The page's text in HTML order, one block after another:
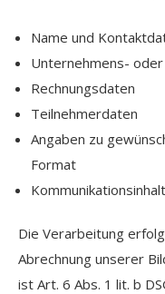
Name und
Unternehmens-
Rechnungsdaten
Teilnehmerdaten
Angaben zu
Format
Die Verarbeitung
Abrechnung unserer
ist Art. 6 Abs. 1 lit. b